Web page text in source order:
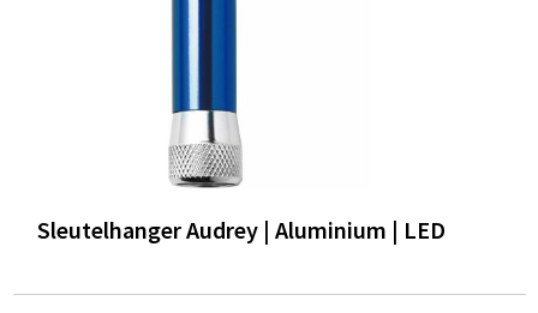
Sleutelhanger Audrey | Aluminium | LED